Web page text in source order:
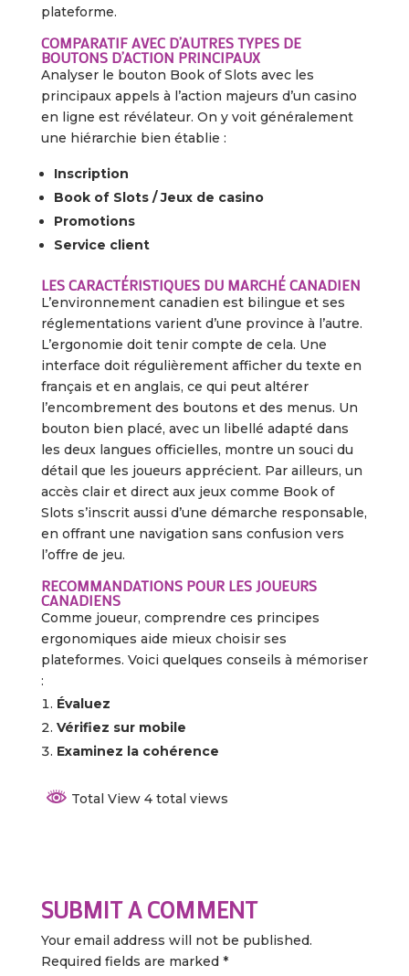
plateforme.
COMPARATIF AVEC D’AUTRES TYPES DE
BOUTONS D’ACTION PRINCIPAUX
Analyser le bouton Book of Slots avec les
principaux appels à l’action majeurs d’un casino
en ligne est révélateur. On y voit généralement
une hiérarchie bien établie :
Inscription
Book of Slots / Jeux de casino
Promotions
Service client
LES CARACTÉRISTIQUES DU MARCHÉ CANADIEN
L’environnement canadien est bilingue et ses
réglementations varient d’une province à l’autre.
L’ergonomie doit tenir compte de cela. Une
interface doit régulièrement afficher du texte en
français et en anglais, ce qui peut altérer
l’encombrement des boutons et des menus. Un
bouton bien placé, avec un libellé adapté dans
les deux langues officielles, montre un souci du
détail que les joueurs apprécient. Par ailleurs, un
accès clair et direct aux jeux comme Book of
Slots s’inscrit aussi d’une démarche responsable,
en offrant une navigation sans confusion vers
l’offre de jeu.
RECOMMANDATIONS POUR LES JOUEURS
CANADIENS
Comme joueur, comprendre ces principes
ergonomiques aide mieux choisir ses
plateformes. Voici quelques conseils à mémoriser
:
Évaluez
Vérifiez sur mobile
Examinez la cohérence
Total View 4 total views
SUBMIT A COMMENT
Your email address will not be published.
Required fields are marked *